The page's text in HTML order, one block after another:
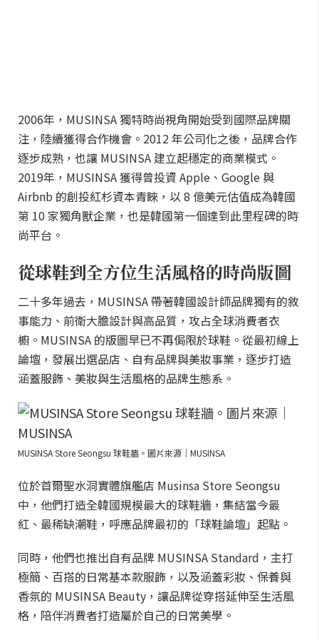
2006年，MUSINSA 獨特時尚視角開始受到國際品牌關
注，陸續獲得合作機會。2012 年公司化之後，品牌合作
逐步成熟，也讓 MUSINSA 建立起穩定的商業模式。
2019年，MUSINSA 獲得曾投資 Apple、Google 與
Airbnb 的創投紅杉資本青睞，以 8 億美元估值成為韓國
第 10 家獨角獸企業，也是韓國第一個達到此里程碑的時
尚平台。
從球鞋到全方位生活風格的時尚版圖
二十多年過去，MUSINSA 帶著韓國設計師品牌獨有的敘
事能力、前衛大膽設計與高品質，攻占全球消費者衣
櫥。MUSINSA 的版圖早已不再侷限於球鞋。從最初線上
論壇，發展出選品店、自有品牌與美妝事業，逐步打造
涵蓋服飾、美妝與生活風格的品牌生態系。
MUSINSA Store Seongsu 球鞋牆。圖片來源｜MUSINSA
位於首爾聖水洞實體旗艦店 Musinsa Store Seongsu
中，他們打造全韓國規模最大的球鞋牆，集結當今最
紅、最稀缺潮鞋，呼應品牌最初的「球鞋論壇」起點。
同時，他們也推出自有品牌 MUSINSA Standard，主打
極簡、百搭的日常基本款服飾，以及涵蓋彩妝、保養與
香氛的 MUSINSA Beauty，讓品牌從穿搭延伸至生活風
格，陪伴消費者打造屬於自己的日常美學。